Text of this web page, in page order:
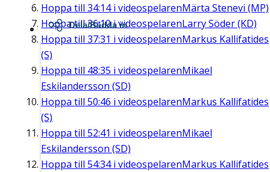
Hoppa till 34:14i videospelarenMärta Stenevi (MP)
Hoppa till36:10i videospelarenLarry Söder (KD)
Hoppa till 37:31 i videospelarenMarkus Kallifatides
(S)
Hoppa till 48:35 i videospelarenMikael
Eskilandersson (SD)
Hoppa till 50:46 i videospelarenMarkus Kallifatides
(S)
Hoppa till 52:41 i videospelarenMikael
Eskilandersson (SD)
Hoppa till 54:34i videospelarenMarkus Kallifatides
Dela/Bädda in